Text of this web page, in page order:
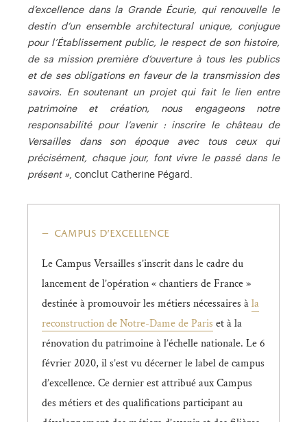
d’excellence dans la Grande Écurie, qui renouvelle le
destin d’un ensemble architectural unique, conjugue
pour l’Établissement public, le respect de son histoire,
de sa mission première d’ouverture à tous les publics
et de ses obligations en faveur de la transmission des
savoirs. En soutenant un projet qui fait le lien entre
patrimoine et création, nous engageons notre
responsabilité pour l’avenir : inscrire le château de
Versailles dans son époque avec tous ceux qui
précisément, chaque jour, font vivre le passé dans le
présent », conclut Catherine Pégard.
campus d'excellence
Le Campus Versailles s’inscrit dans le cadre du
lancement de l’opération « chantiers de France »
destinée à promouvoir les métiers nécessaires àla
reconstruction de Notre-Dame de Paris et à la
rénovation du patrimoine à l’échelle nationale. Le 6
février 2020, il s’est vu décerner le label de campus
d’excellence. Ce dernier est attribué aux Campus
des métiers et des qualifications participant au